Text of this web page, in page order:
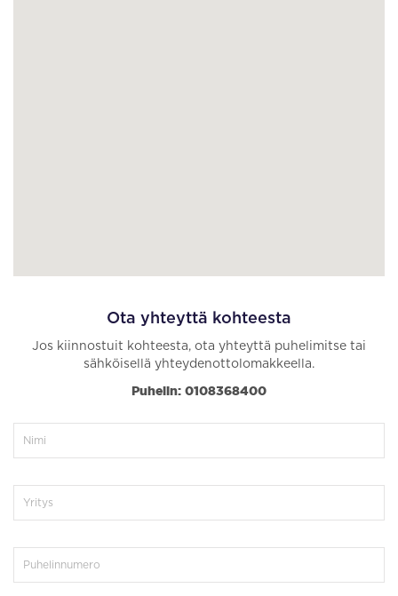
Ota yhteyttä kohteesta
Jos kiinnostuit kohteesta, ota yhteyttä puhelimitse tai
sähköisellä yhteydenottolomakkeella.
Puhelin: 0108368400